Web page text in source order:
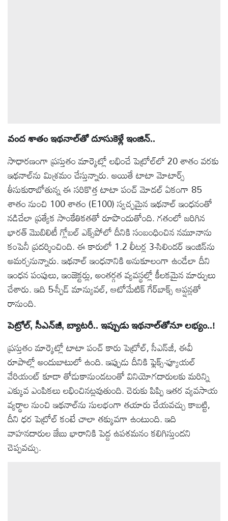
వంద శాతం ఇథనాల్‌తో దూసుకెళ్లే ఇంజిన్..
సాధారణంగా ప్రస్తుతం మార్కెట్లో లభించే పెట్రోల్‌లో 20 శాతం వరకు
ఇథనాల్‌ను మిశ్రమం చేస్తున్నారు. అయితే టాటా మోటార్స్
తీసుకురాబోతున్న ఈ సరికొత్త టాటా పంచ్ మోడల్ ఏకంగా 85
శాతం నుంచి 100 శాతం (E100) స్వచ్ఛమైన ఇథనాల్ ఇంధనంతో
నడిచేలా ప్రత్యేక సాంకేతికతతో రూపొందుతోంది. గతంలో జరిగిన
భారత్ మొబిలిటీ గ్లోబల్ ఎక్స్‌పోలో దీనికి సంబంధించిన నమూనాను
కంపెనీ ప్రదర్శించింది. ఈ కారులో 1.2 లీటర్ల 3-సిలిండర్ ఇంజిన్‌ను
అమర్చనున్నారు. ఇథనాల్ ఇంధనానికి అనుకూలంగా ఉండేలా దీని
ఇంధన పంపులు, ఇంజెక్టర్లు, అంతర్గత వ్యవస్థల్లో కీలకమైన మార్పులు
చేశారు. ఇది 5-స్పీడ్ మాన్యువల్, ఆటోమేటిక్ గేర్‌బాక్స్ ఆప్షన్లతో
రానుంది.
పెట్రోల్, సీఎన్‌జీ, బ్యాటరీ.. ఇప్పుడు ఇథనాల్‌తోనూ లభ్యం..!
ప్రస్తుతం మార్కెట్లో టాటా పంచ్ కారు పెట్రోల్, సీఎన్‌జీ, ఈవీ
రూపాల్లో అందుబాటులో ఉంది. ఇప్పుడు దీనికి ఫ్లెక్స్-ఫ్యూయల్
వేరియంట్ కూడా తోడుకానుండటంతో వినియోగదారులకు మరిన్ని
ఎక్కువ ఎంపికలు లభించినట్లవుతుంది. చెరుకు పిప్పి ఇతర వ్యవసాయ
వ్యర్థాల నుంచి ఇథనాల్‌ను సులభంగా తయారు చేయవచ్చు కాబట్టి,
దీని ధర పెట్రోల్ కంటే చాలా తక్కువగా ఉంటుంది. ఇది
వాహనదారుల జేబు భారానికి పెద్ద ఉపశమనం కలిగిస్తుందని
చెప్పవచ్చు.